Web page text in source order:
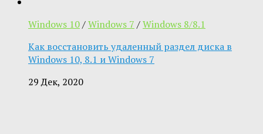
Windows 10/Windows 7 /Windows 8/8.1
Как восстановить удаленный раздел диска в
Windows 10, 8.1 и Windows 7
29 Дек, 2020